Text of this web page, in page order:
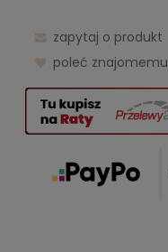
zapytaj o produkt
poleć znajomemu